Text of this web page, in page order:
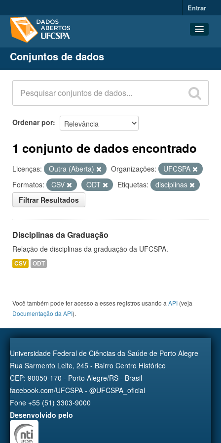
Entrar
Conjuntos de dados
Organizações
Grupos
Sobre
Conjuntos de dados
Ordenar por
1 conjunto de dados encontrado
Licenças: Outra (Aberta) Organizações:
UFCSPA
Formatos:
CSV ODT Etiquetas:
disciplinas
Filtrar Resultados
Disciplinas da Graduação
Relação de disciplinas da graduação da UFCSPA.
CSV ODT
Você também pode ter acesso a esses registros usando a API (veja
Documentação da API).
Universidade Federal de Ciências da Saúde de Porto Alegre
Rua Sarmento Leite, 245 - Bairro Centro Histórico
CEP: 90050-170 - Porto Alegre/RS - Brasil
facebook.com/UFCSPA - @UFCSPA_oficial
Fone +55 (51) 3303-9000
Desenvolvido pelo